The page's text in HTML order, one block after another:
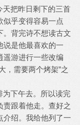
把昨日剩下的三首
似乎变得容易一点
。背完诗不想读古文
说是他最喜欢的一
遥游进行一些改编
，需要两个烤架”之
下午去。所以读完
跟着他走。查好之
介绍。我给他列了一